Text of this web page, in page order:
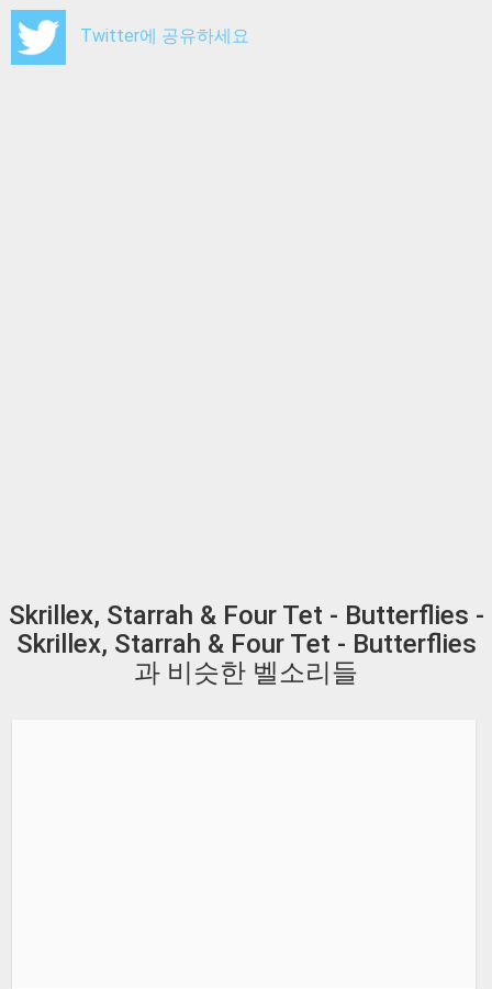
Twitter에 공유하세요
Skrillex, Starrah & Four Tet - Butterflies -
Skrillex, Starrah & Four Tet - Butterflies
과 비슷한 벨소리들